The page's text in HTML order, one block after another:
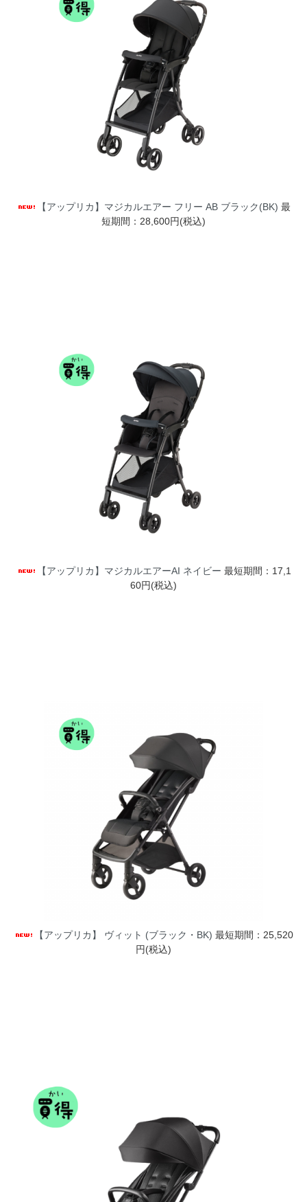
【アップリカ】マジカルエアー フリー AB ブラック(BK) 最
短期間：28,600円(税込)
【アップリカ】マジカルエアーAI ネイビー 最短期間：17,1
60円(税込)
【アップリカ】 ヴィット (ブラック・BK) 最短期間：25,520
円(税込)